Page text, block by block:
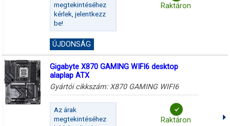
megtekintéséhez
kérlek, jelentkezz
be!
Raktáron
ÚJDONSÁG
Gigabyte X870 GAMING WIFI6 desktop
alaplap ATX
Gyártói cikkszám:X870 GAMING WIFI6
Az árak
megtekintéséhez
Raktáron